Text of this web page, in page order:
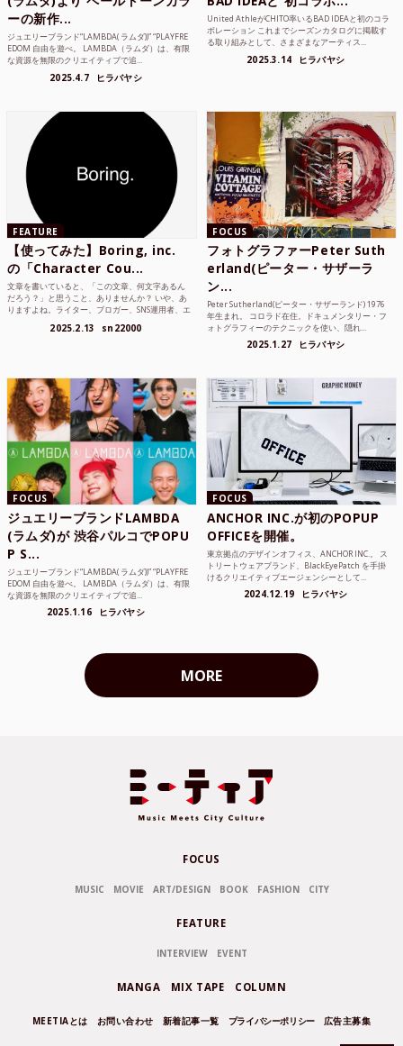
ーの新作...
ジュエリーブランド“LAMBDA( ラムダ))” “PLAYFRE
EDOM 自由を遊べ。 LAMBDA（ラムダ）は、有限
な資源を無限のクリエイティブで追...
2025.4.7 ヒラバヤシ
United AthleがCHITO率いるBAD IDEAと初のコラ
ボレーション これまでシーズンカタログに掲載す
る取り組みとして、さまざまなアーティス...
2025.3.14 ヒラバヤシ
FEATURE
【使ってみた】Boring, inc.
の「Character Cou...
文章を書いていると、「この文章、何文字あるん
だろう？」と思うこと、ありませんか？ いや、あ
りますよね。ライター、ブロガー、SNS運用者、エ
2025.2.13 sn22000
FOCUS
フォトグラファーPeter Suth
erland(ピーター・サザーラ
ン...
Peter Sutherland(ピーター・サザーランド) 1976
年生まれ。 コロラド在住。ドキュメンタリー・フ
ォトグラフィーのテクニックを使い、隠れ...
2025.1.27 ヒラバヤシ
FOCUS
ジュエリーブランドLAMBDA
(ラムダ)が 渋谷パルコでPOPU
P S...
ジュエリーブランド“LAMBDA( ラムダ))” “PLAYFRE
EDOM 自由を遊べ。 LAMBDA（ラムダ）は、有限
な資源を無限のクリエイティブで追...
2025.1.16 ヒラバヤシ
FOCUS
ANCHOR INC.が初のPOPUP
OFFICEを開催。
東京拠点のデザインオフィス、ANCHOR INC.。 ス
トリートウェアブランド、BlackEyePatch を手掛
けるクリエイティブエージェンシーとして...
2024.12.19 ヒラバヤシ
MORE
FOCUS
MUSIC MOVIE ART/DESIGN BOOK FASHION CITY
FEATURE
INTERVIEW EVENT
MANGA MIX TAPE COLUMN
MEETIAとは お問い合わせ 新着記事一覧 プライバシーポリシー 広告主募集